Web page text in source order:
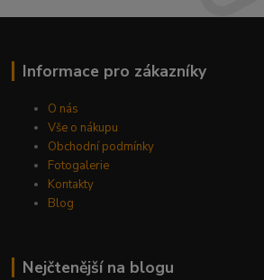
Informace pro zákazníky
O nás
Vše o nákupu
Obchodní podmínky
Fotogalerie
Kontakty
Blog
Nejčtenější na blogu